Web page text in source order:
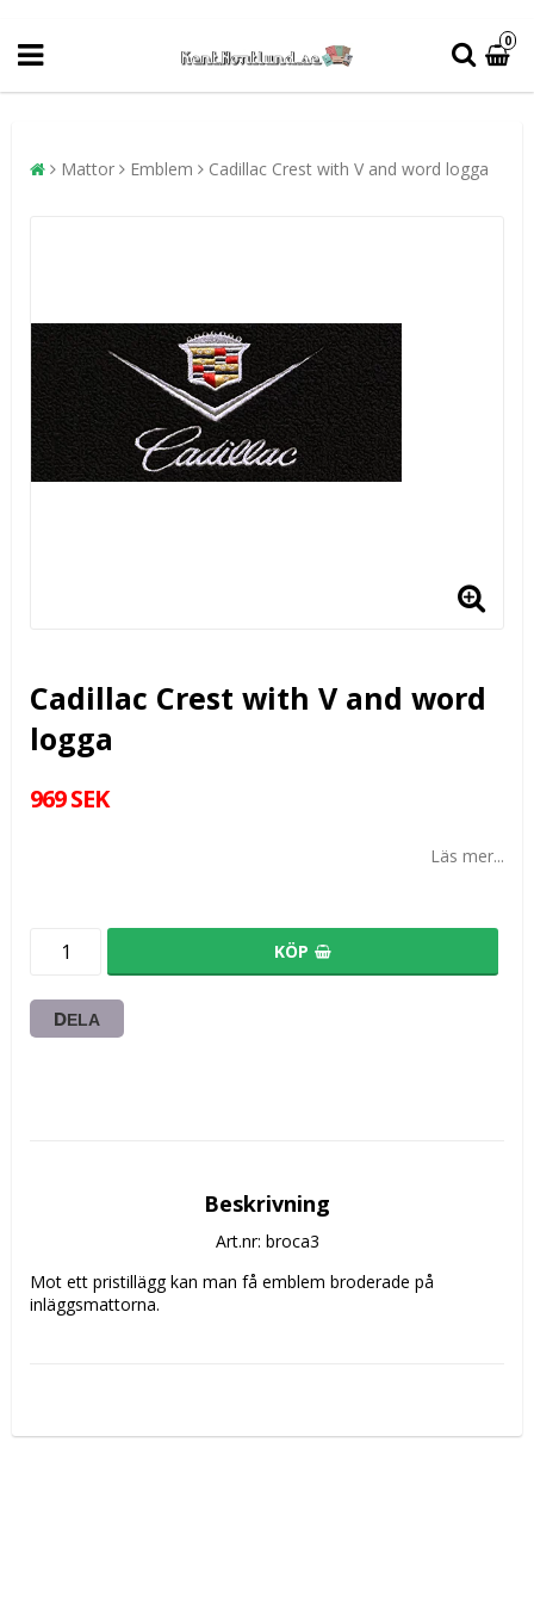
0
Mattor Emblem Cadillac Crest with V and word logga
Cadillac Crest with V and word
logga
969 SEK
Läs mer...
KÖP
DELA
Beskrivning
Art.nr: broca3
Mot ett pristillägg kan man få emblem broderade på
inläggsmattorna.